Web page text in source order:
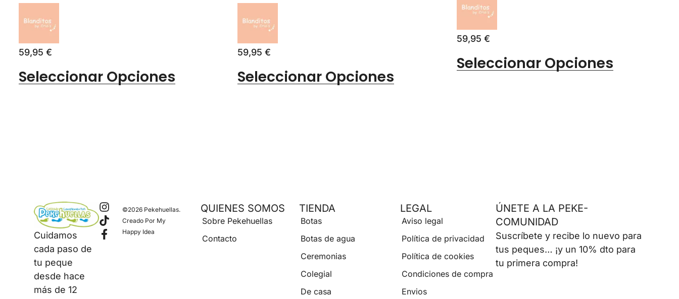
59,95 €
Seleccionar Opciones
59,95€
Seleccionar Opciones
59,95 €
Seleccionar Opciones
Cuidamos
cada paso de
tu peque
desde hace
más de 12
©2026 Pekehuellas.
Creado Por My
Happy Idea
QUIENES SOMOS
Sobre Pekehuellas
Contacto
TIENDA
Botas
Botas de agua
Ceremonias
Colegial
De casa
LEGAL
Aviso legal
Política de privacidad
Política de cookies
Condiciones de compra
Envios
ÚNETE A LA PEKE-
COMUNIDAD
Suscríbete y recibe lo nuevo para
tus peques… ¡y un 10% dto para
tu primera compra!